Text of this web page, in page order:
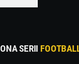
SERII